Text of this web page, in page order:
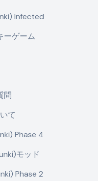
Infected
ーゲーム
問
て
Phase 4
モッド
Phase 2